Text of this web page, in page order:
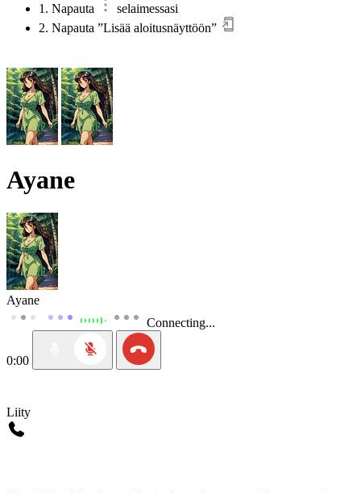
1. Napauta
selaimessasi
2. Napauta ”Lisää aloitusnäyttöön”
Ayane
Ayane
Connecting...
0:00
Liity